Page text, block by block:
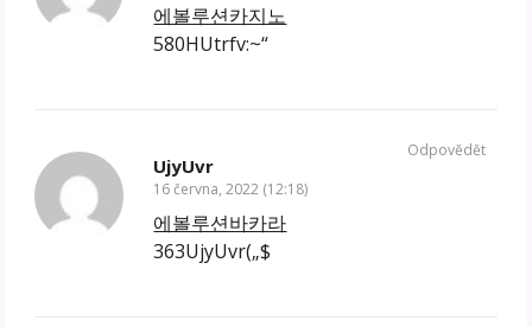
에볼루션카지노
580HUtrfv:~“
UjyUvr
16 června, 2022 (12:18)
에볼루션바카라
363UjyUvr(„$
Odpovědět